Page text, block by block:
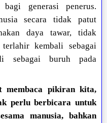
generasi penerus.
secara tidak patut
daya tawar, tidak
kembali sebagai
sebagai buruh pada
membaca pikiran kita,
perlu berbicara untuk
manusia, bahkan